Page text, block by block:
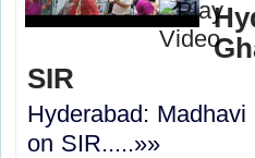
SIR
Hyderabad:
on SIR.....»»